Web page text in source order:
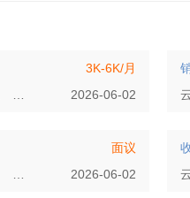
3K-6K/月
2026-06-02
面议
2026-06-02